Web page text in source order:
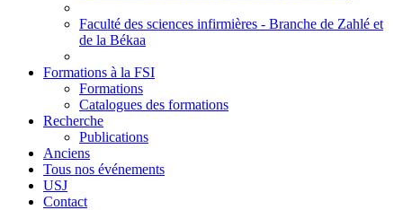
Faculté des sciences infirmières - Branche de Zahlé et
de la Békaa
Formations à la FSI
Formations
Catalogues des formations
Recherche
Publications
Anciens
Tous nos événements
USJ
Contact